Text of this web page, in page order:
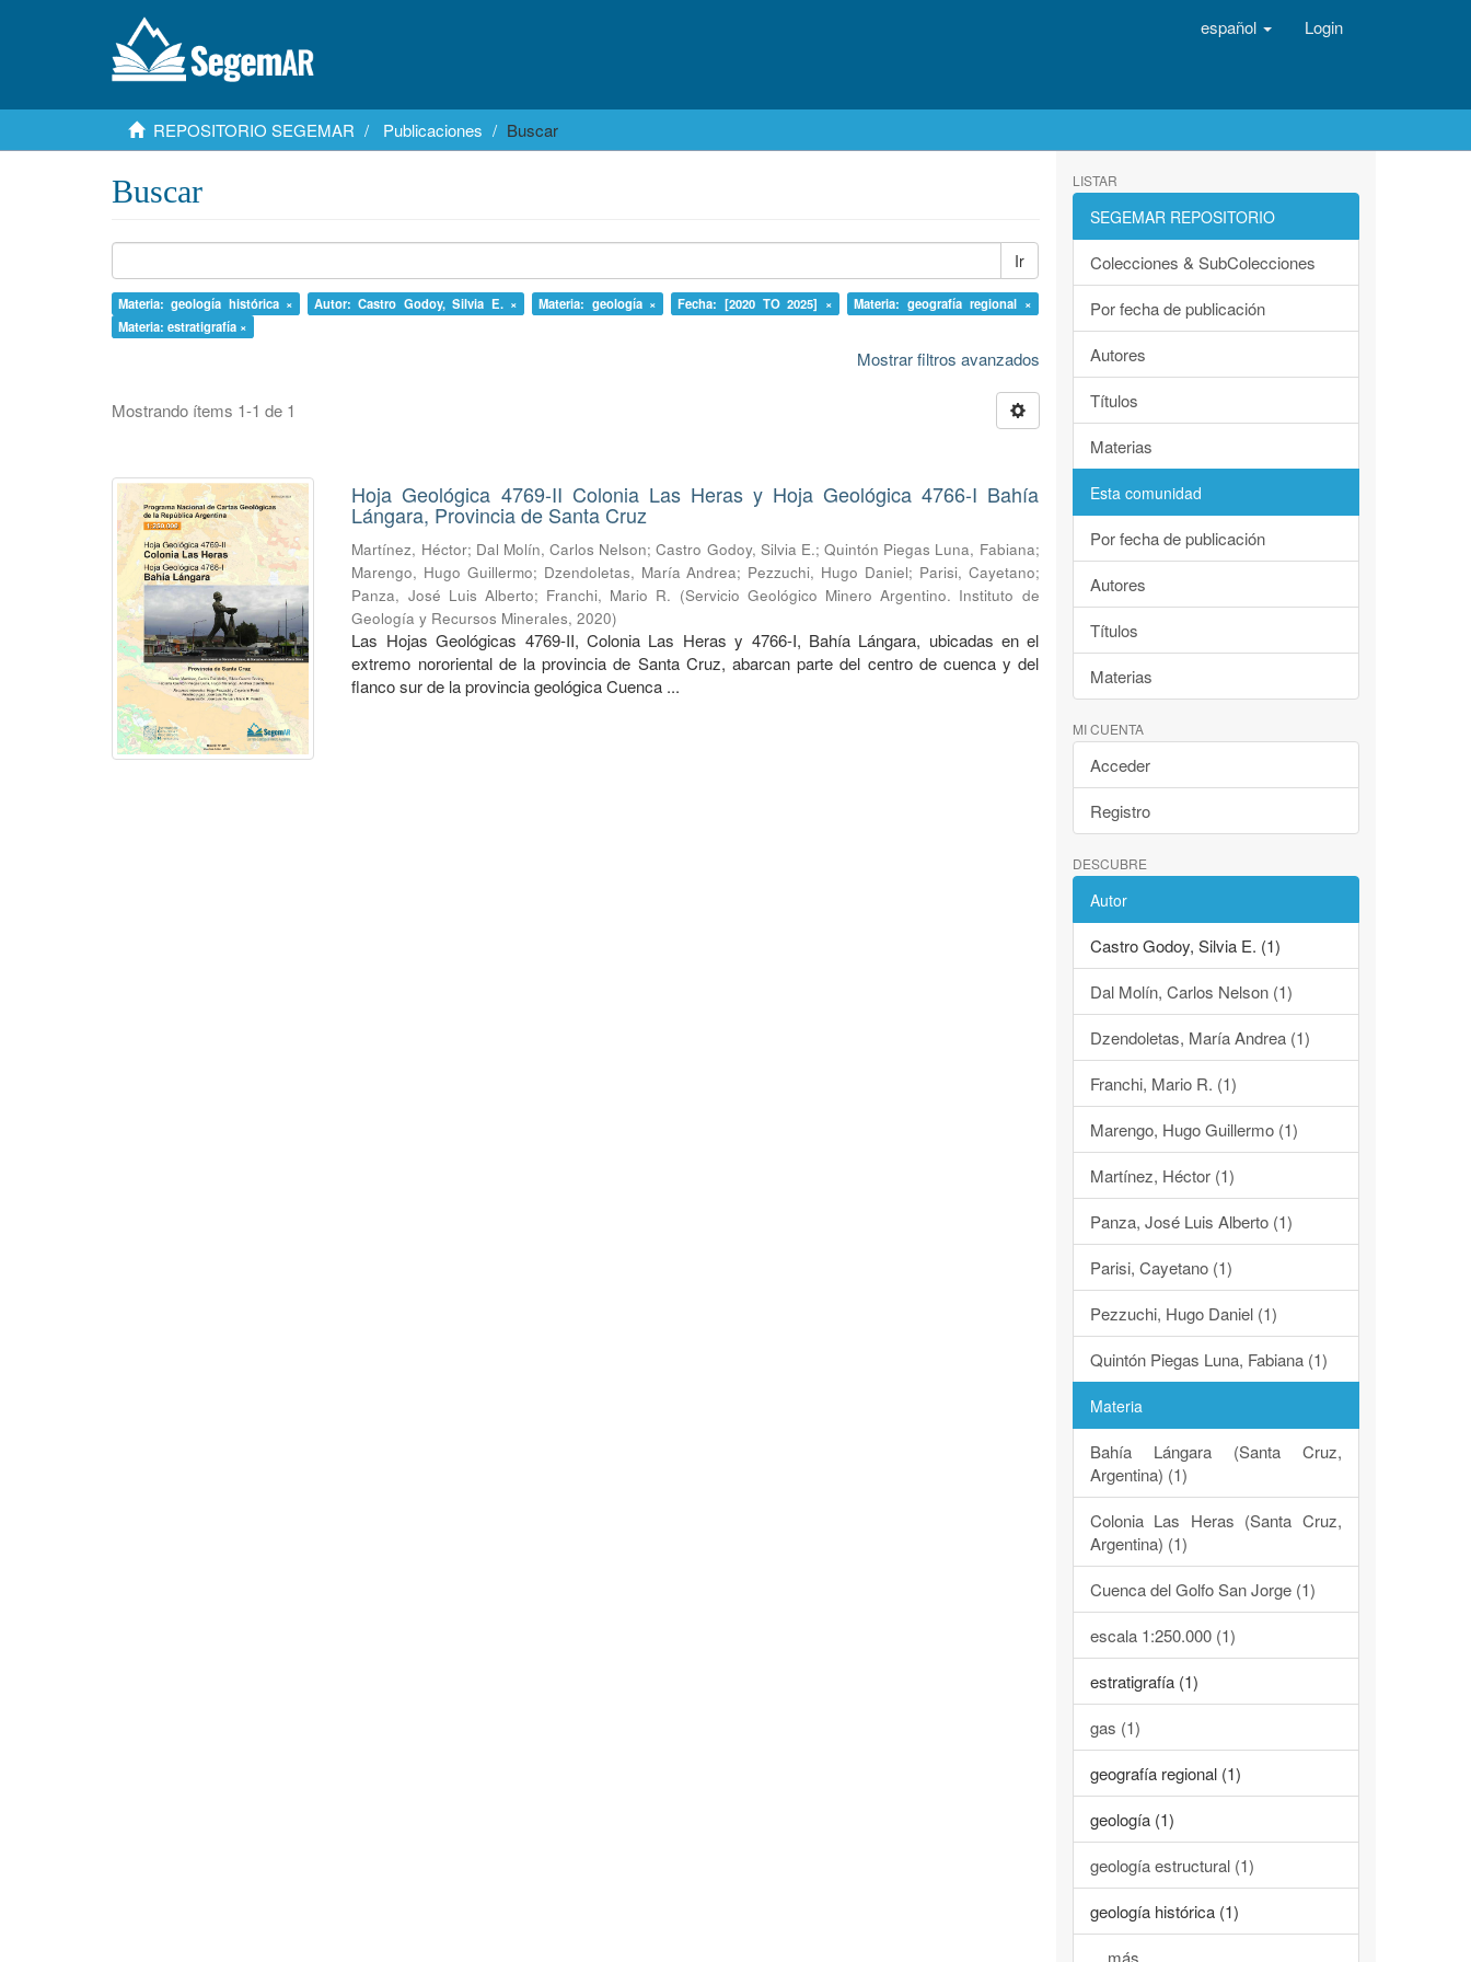
español Login
REPOSITORIO SEGEMAR Publicaciones Buscar
Buscar
Ir
Materia: geología histórica × Autor: Castro Godoy, Silvia E. × Materia: geología × Fecha: [2020 TO 2025] ×
Materia: geografía regional ×
Materia: estratigrafía ×
Mostrar filtros avanzados
Mostrando ítems 1-1 de 1
Hoja Geológica 4769-II Colonia Las Heras y Hoja Geológica 4766-I Bahía
Lángara, Provincia de Santa Cruz
Martínez, Héctor; Dal Molín, Carlos Nelson;Castro Godoy, Silvia E.;Quintón Piegas Luna, Fabiana;
Marengo, Hugo Guillermo; Dzendoletas, María Andrea; Pezzuchi, Hugo Daniel; Parisi, Cayetano;
Panza, José Luis Alberto; Franchi, Mario R. (Servicio Geológico Minero Argentino. Instituto de
Geología y Recursos Minerales,2020)
Las Hojas Geológicas 4769-II, Colonia Las Heras y 4766-I, Bahía Lángara, ubicadas en el
extremo nororiental de la provincia de Santa Cruz, abarcan parte del centro de cuenca y del
flanco sur de la provincia geológica Cuenca ...
LISTAR
SEGEMAR REPOSITORIO
Colecciones & SubColecciones
Por fecha de publicación
Autores
Títulos
Materias
Esta comunidad
Por fecha de publicación
Autores
Títulos
Materias
MI CUENTA
Acceder
Registro
DESCUBRE
Autor
Castro Godoy, Silvia E. (1)
Dal Molín, Carlos Nelson (1)
Dzendoletas, María Andrea (1)
Franchi, Mario R. (1)
Marengo, Hugo Guillermo (1)
Martínez, Héctor (1)
Panza, José Luis Alberto (1)
Parisi, Cayetano (1)
Pezzuchi, Hugo Daniel (1)
Quintón Piegas Luna, Fabiana (1)
Materia
Bahía Lángara (Santa Cruz,
Argentina) (1)
Colonia Las Heras (Santa Cruz,
Argentina) (1)
Cuenca del Golfo San Jorge (1)
escala 1:250.000 (1)
estratigrafía (1)
gas (1)
geografía regional (1)
geología (1)
geología estructural (1)
geología histórica (1)
... más